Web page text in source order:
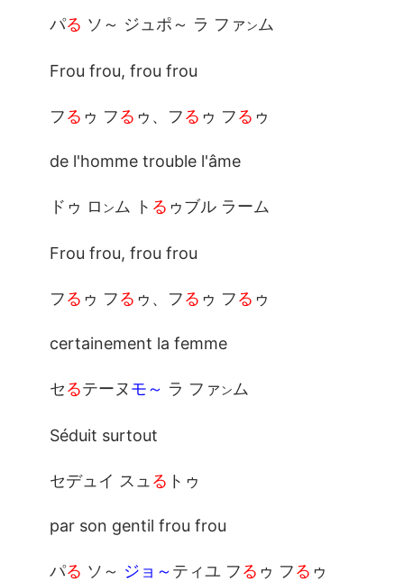
パる ソ～ ジュポ～ ラ ファ ンム
Frou frou, frou frou
フる ゥ フる ゥ、フる ゥ フる ゥ
de l'homme trouble l'âme
ドゥ ロ ンム ト る ゥブル ラーム
Frou frou, frou frou
フる ゥ フる ゥ、フる ゥ フる ゥ
certainement la femme
セるテーヌモ～ ラ ファ ンム
Séduit surtout
セデュイ スュる トゥ
par son gentil frou frou
パる ソ～ ジョ～ ティユ フる ゥ フる ゥ